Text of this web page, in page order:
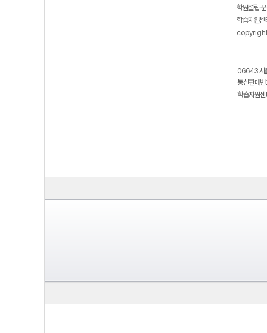
학원설립·
학습지원
06643 서
통신판매
학습지원